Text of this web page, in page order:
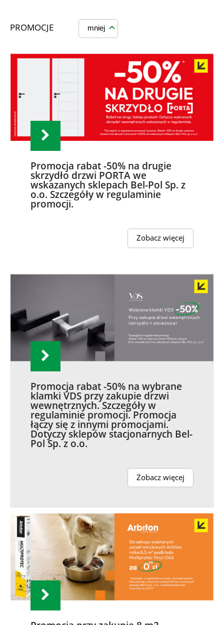
PROMOCJE mniej
Promocja rabat -50% na drugie
skrzydło drzwi PORTA we
wskazanych sklepach Bel-Pol Sp. z
o.o. Szczegóły w regulaminie
promocji.
Zobacz więcej
Promocja rabat -50% na wybrane
klamki VDS przy zakupie drzwi
wewnętrznych. Szczegóły w
regulaminie promocji. Promocja
łączy się z innymi promocjami.
Dotyczy sklepów stacjonarnych Bel-
Pol Sp. z o.o.
Zobacz więcej